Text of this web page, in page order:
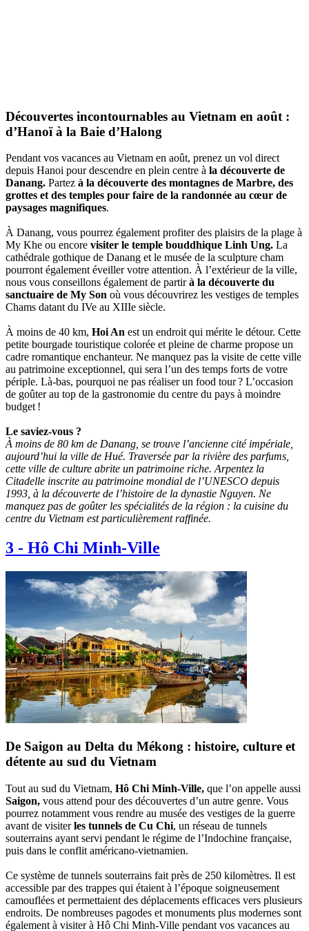
Découvertes incontournables au Vietnam en août :
d’Hanoï à la Baie d’Halong
Pendant vos vacances au Vietnam en août, prenez un vol direct
depuis Hanoi pour descendre en plein centre à la découverte de
Danang. Partez à la découverte des montagnes de Marbre, des
grottes et des temples pour faire de la randonnée au cœur de
paysages magnifiques.
À Danang, vous pourrez également profiter des plaisirs de la plage à
My Khe ou encore visiter le temple bouddhique Linh Ung. La
cathédrale gothique de Danang et le musée de la sculpture cham
pourront également éveiller votre attention. À l’extérieur de la ville,
nous vous conseillons également de partirà la découverte du
sanctuaire de My Son où vous découvrirez les vestiges de temples
Chams datant du IVe au XIIIe siècle.
À moins de 40 km, Hoi An est un endroit qui mérite le détour. Cette
petite bourgade touristique colorée et pleine de charme propose un
cadre romantique enchanteur. Ne manquez pas la visite de cette ville
au patrimoine exceptionnel, qui sera l’un des temps forts de votre
périple. Là-bas, pourquoi ne pas réaliser un food tour ? L’occasion
de goûter au top de la gastronomie du centre du pays à moindre
budget !
Le saviez-vous ?
À moins de 80 km de Danang, se trouve l’ancienne cité impériale,
aujourd’hui la ville de Hué. Traversée par la rivière des parfums,
cette ville de culture abrite un patrimoine riche. Arpentez la
Citadelle inscrite au patrimoine mondial de l’UNESCO depuis
1993, à la découverte de l’histoire de la dynastie Nguyen. Ne
manquez pas de goûter les spécialités de la région : la cuisine du
centre du Vietnam est particulièrement raffinée.
3 - Hô Chi Minh-Ville
De Saigon au Delta du Mékong : histoire, culture et
détente au sud du Vietnam
Tout au sud du Vietnam, Hô Chi Minh-Ville, que l’on appelle aussi
Saigon, vous attend pour des découvertes d’un autre genre. Vous
pourrez notamment vous rendre au musée des vestiges de la guerre
avant de visiterles tunnels de Cu Chi, un réseau de tunnels
souterrains ayant servi pendant le régime de l’Indochine française,
puis dans le conflit américano-vietnamien.
Ce système de tunnels souterrains fait près de 250 kilomètres. Il est
accessible par des trappes qui étaient à l’époque soigneusement
camouflées et permettaient des déplacements efficaces vers plusieurs
endroits. De nombreuses pagodes et monuments plus modernes sont
également à visiter à Hô Chi Minh-Ville pendant vos vacances au